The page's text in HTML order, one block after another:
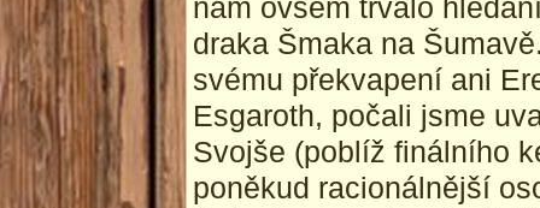
draka Šmaka na
svému překvapení ani
Esgaroth, počali jsme
Svojše (poblíž finálního
poněkud racionálnější